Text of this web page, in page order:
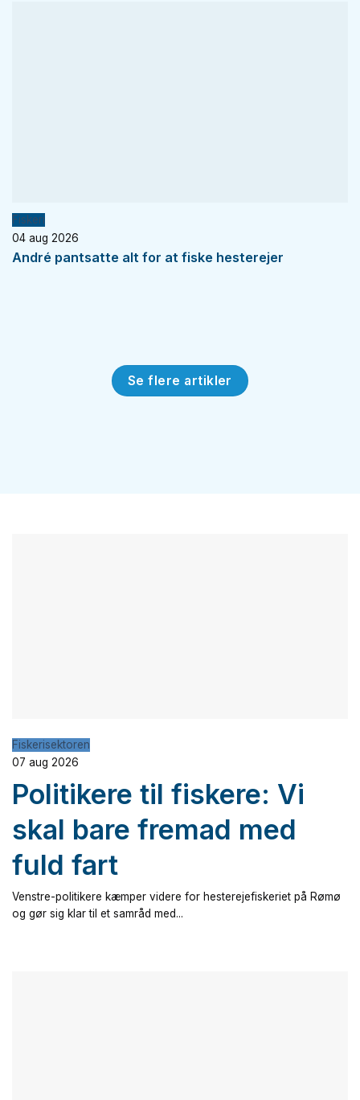
Fiskeri
04 aug 2026
André pantsatte alt for at fiske hesterejer
Se flere artikler
Fiskerisektoren
07 aug 2026
Politikere til fiskere: Vi
skal bare fremad med
fuld fart
Venstre-politikere kæmper videre for hesterejefiskeriet på Rømø
og gør sig klar til et samråd med...